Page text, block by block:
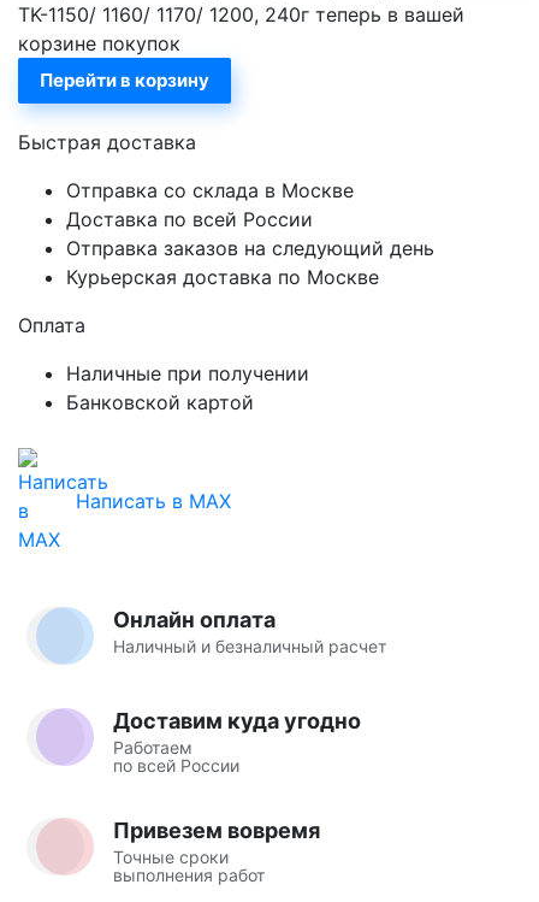
TK-1150/ 1160/ 1170/ 1200, 240г теперь в вашей
корзине покупок
Перейти в корзину
Быстрая доставка
Отправка со склада в Москве
Доставка по всей России
Отправка заказов на следующий день
Курьерская доставка по Москве
Оплата
Наличные при получении
Банковской картой
Написать в MAX
Онлайн оплата
Наличный и безналичный расчет
Доставим куда угодно
Работаем
по всей России
Привезем вовремя
Точные сроки
выполнения работ